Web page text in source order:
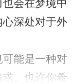
会在梦境中
深处对于外
能是一种对
。也许你希